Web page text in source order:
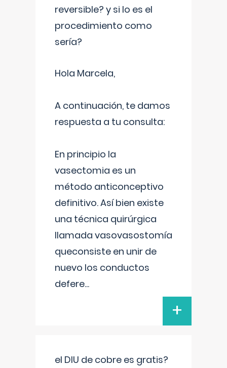
reversible? y si lo es el
procedimiento como
sería?
Hola Marcela,
A continuación, te damos
respuesta a tu consulta:
En principio la
vasectomia es un
método anticonceptivo
definitivo. Así bien existe
una técnica quirúrgica
llamada vasovasostomía
queconsiste en unir de
nuevo los conductos
defere...
+
el DIU de cobre es gratis?